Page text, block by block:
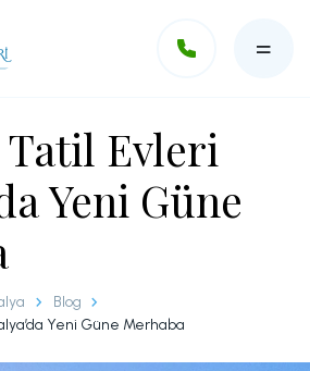
Tatil Evleri
Yeni Güne
Blog
Yeni Güne Merhaba